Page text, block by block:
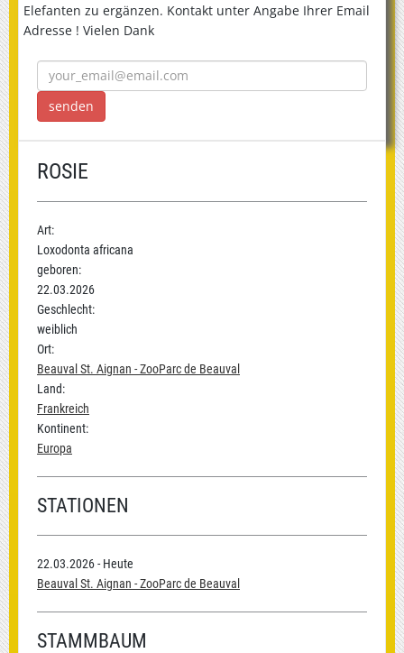
Elefanten zu ergänzen. Kontakt unter Angabe Ihrer Email
Adresse ! Vielen Dank
ROSIE
Art:
Loxodonta africana
geboren:
22.03.2026
Geschlecht:
weiblich
Ort:
Beauval St. Aignan - ZooParc de Beauval
Land:
Frankreich
Kontinent:
Europa
STATIONEN
22.03.2026 - Heute
Beauval St. Aignan - ZooParc de Beauval
STAMMBAUM